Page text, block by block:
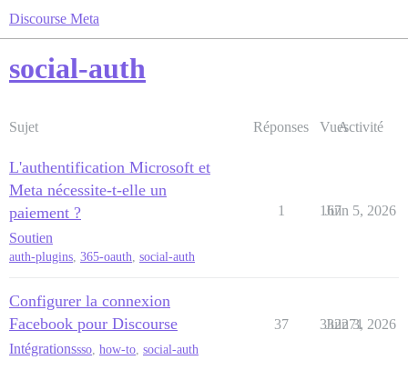
Discourse Meta
social-auth
Sujet Réponses VuesActivité
L'authentification Microsoft et
Meta nécessite-t-elle un
paiement ?
Soutien
auth-plugins, 365-oauth, social-auth
1 167
Juin 5, 2026
Configurer la connexion
Facebook pour Discourse
Intégrationssso how-to social-auth
37 332271
Juin 3, 2026